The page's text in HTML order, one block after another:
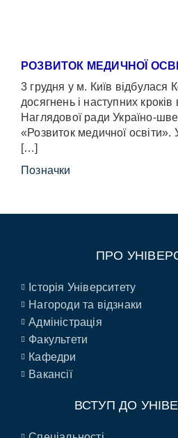
РОЗВИТОК МЕДИЧНОЇ
3 грудня у м. Київ відбулася
досягнень і наступних
Наглядової ради Україно-
«Розвиток медичної освіти».
[…]
Позначки
ПРО
Історія Університету
Нагороди та відзнаки
Адміністрація
Факультети
Кафедри
Вакансії
ВСТУП ДО